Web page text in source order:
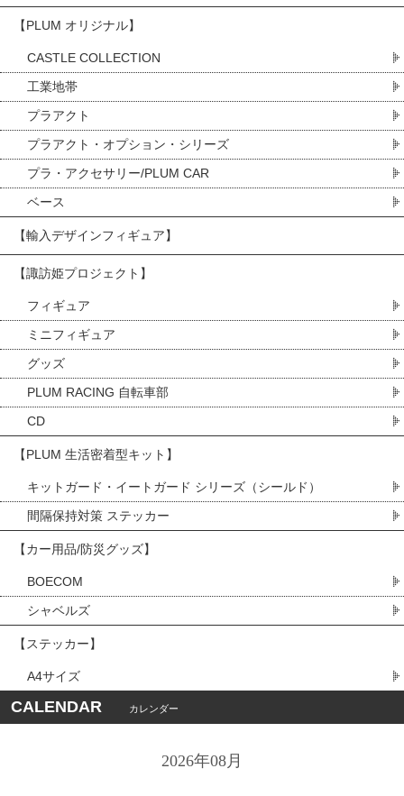
【PLUM オリジナル】
CASTLE COLLECTION
工業地帯
プラアクト
プラアクト・オプション・シリーズ
プラ・アクセサリー/PLUM CAR
ベース
【輸入デザインフィギュア】
【諏訪姫プロジェクト】
フィギュア
ミニフィギュア
グッズ
PLUM RACING 自転車部
CD
【PLUM 生活密着型キット】
キットガード・イートガード シリーズ（シールド）
間隔保持対策 ステッカー
【カー用品/防災グッズ】
BOECOM
シャベルズ
【ステッカー】
A4サイズ
CALENDAR カレンダー
2026年08月